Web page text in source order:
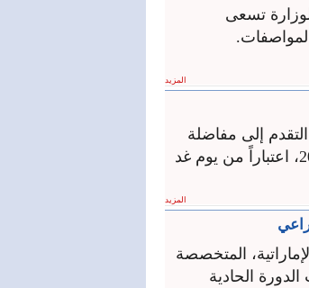
تسعى
المزيد
إلى مفاضلة
ملء الشواغر الموحدة لخريجي ‏كليات الطب للعام الدراسي 2025-2026، اعتباراً من يوم غد
المزيد
المتخصصة
الحادية